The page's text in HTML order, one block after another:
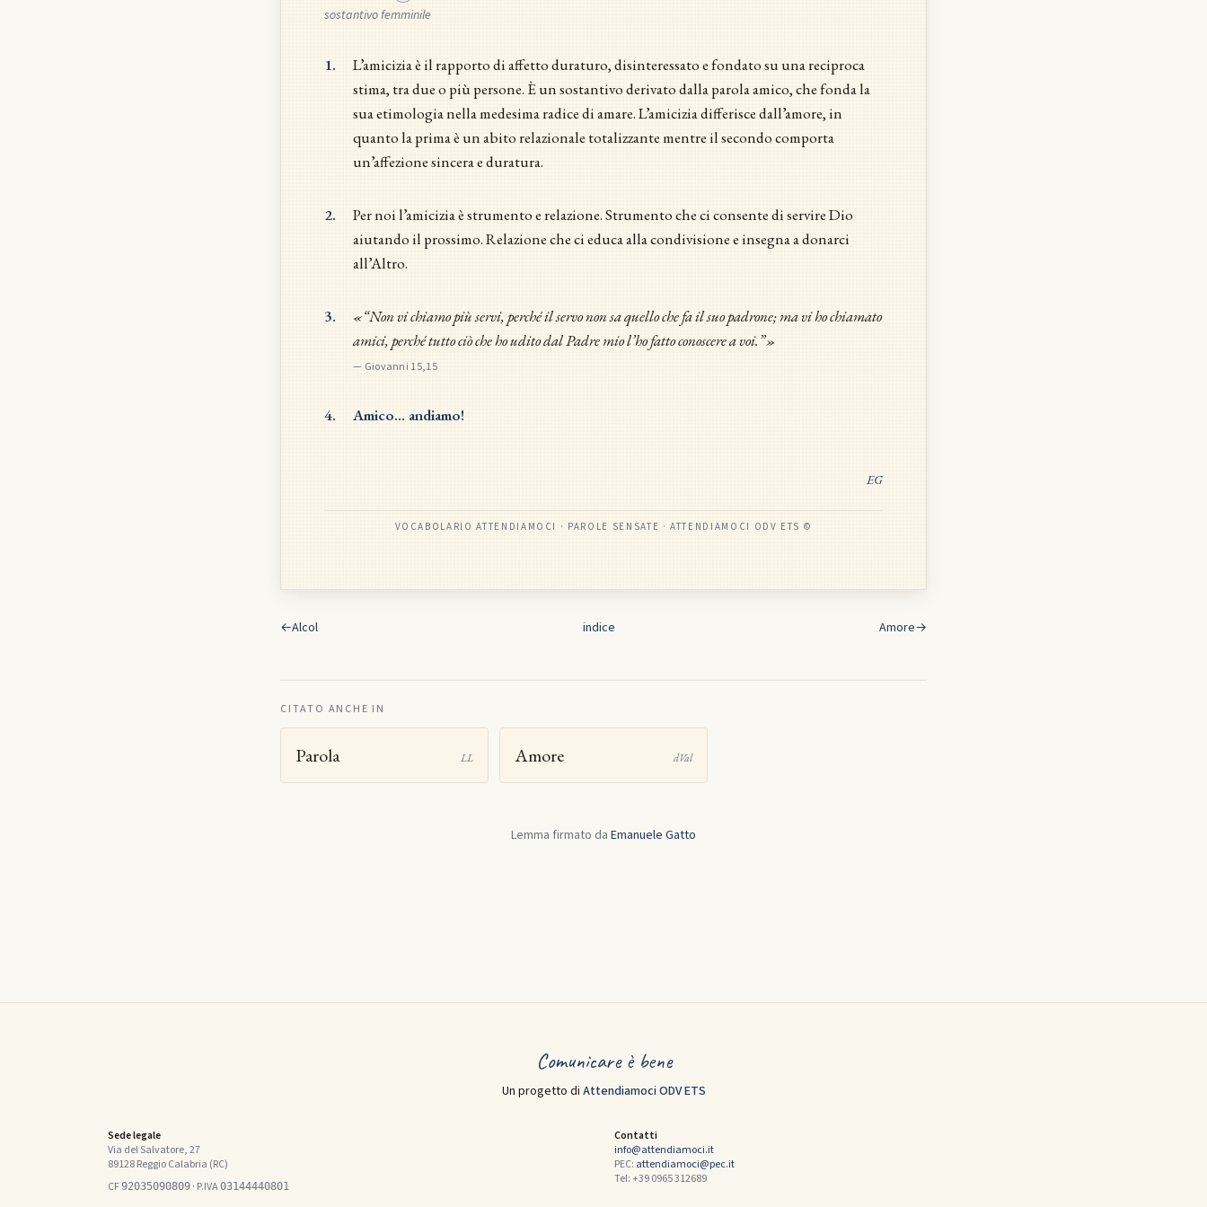
sostantivo femminile
1.
L’amicizia è il rapporto di affetto duraturo, disinteressato e fondato su una reciproca
stima, tra due o più persone. È un sostantivo derivato dalla parola amico, che fonda la
sua etimologia nella medesima radice di amare. L’amicizia differisce dall’amore, in
quanto la prima è un abito relazionale totalizzante mentre il secondo comporta
un’affezione sincera e duratura.
2.
Per noi l’amicizia è strumento e relazione. Strumento che ci consente di servire Dio
aiutando il prossimo. Relazione che ci educa alla condivisione e insegna a donarci
all’Altro.
3.
«“Non vi chiamo più servi, perché il servo non sa quello che fa il suo padrone; ma vi ho chiamato
amici, perché tutto ciò che ho udito dal Padre mio l’ho fatto conoscere a voi.”»
— Giovanni 15,15
4. Amico… andiamo!
EG
VOCABOLARIO ATTENDIAMOCI · PAROLE SENSATE · ATTENDIAMOCI ODV ETS ©
←Alcol indice Amore→
CITATO ANCHE IN
Parola LL Amore dVal
Lemma firmato da Emanuele Gatto
Comunicare è bene
Un progetto di Attendiamoci ODV ETS
Sede legale
Via del Salvatore, 27
89128 Reggio Calabria (RC)
CF92035090809 · P.IVA03144440801
Contatti
info@attendiamoci.it
PEC: attendiamoci@pec.it
Tel: +39 0965 312689